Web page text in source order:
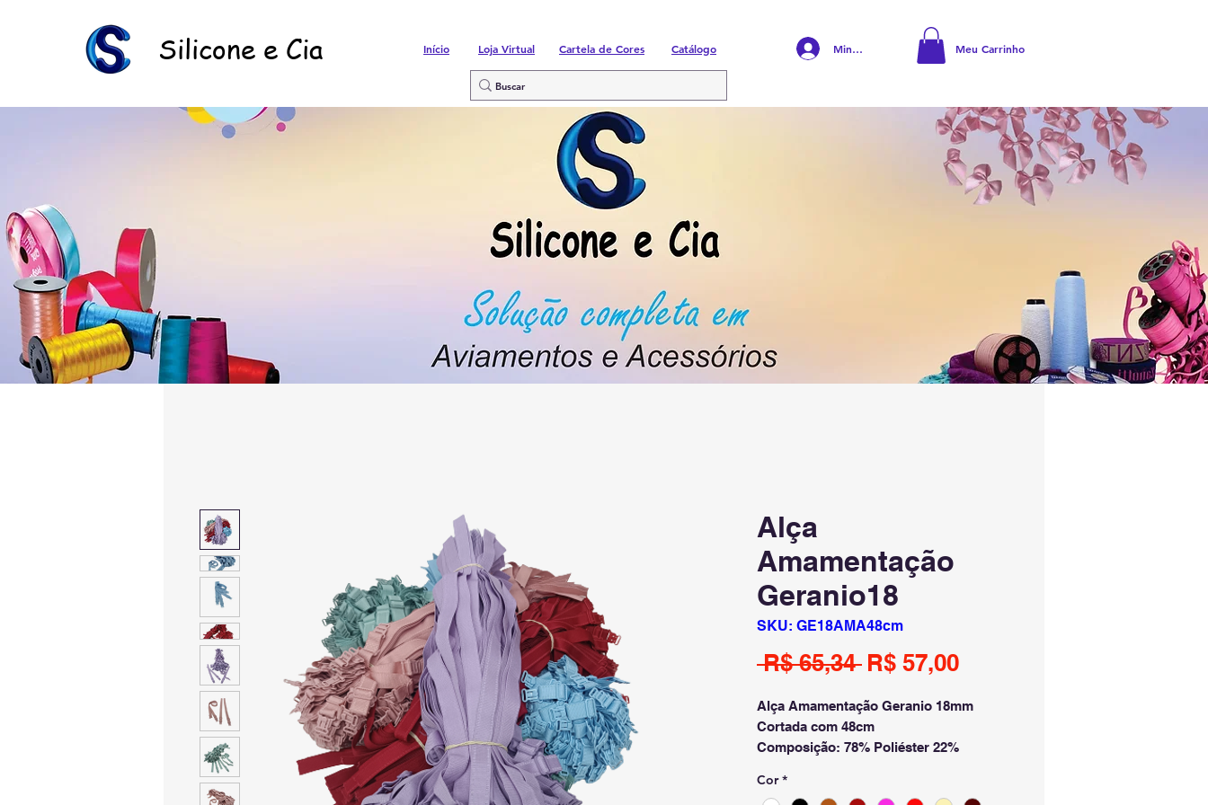
Silicone e Cia Início Loja Virtual Cartela de Cores Catálogo Minha Conta Meu Carrinho
Alça
Amamentação
Geranio18
SKU: GE18AMA48cm
R$ 65,34 Preço
R$ 57,00Preço
Alça Amamentação Geranio 18mm
Cortada com 48cm
Composição: 78% Poliéster 22%
Regulador e Fecho na cor 100%
Cor *